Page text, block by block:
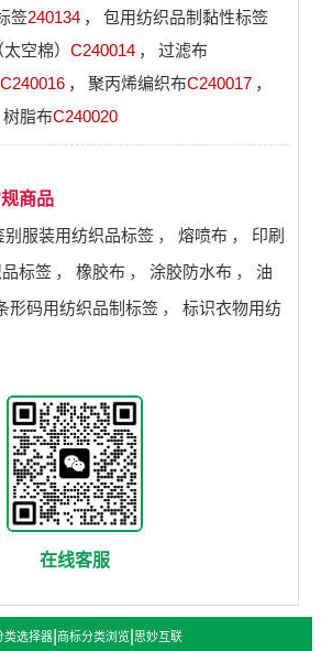
签240134 ，
包用纺织品制黏性标签
空棉） C240014 ，
过滤布
C240016 ， 聚丙烯编织布C240017 ，
树脂布C240020
商品
别服装用纺织品标签 ， 熔喷布 ，
印刷
标签 ， 橡胶布 ， 涂胶防水布 ，
油
形码用纺织品制标签 ，
标识衣物用纺
在线客服
类选择器| 商标分类浏览| 思妙互联